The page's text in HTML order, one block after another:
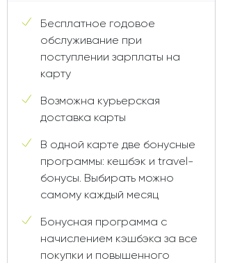
Бесплатное годовое
обслуживание при
поступлении зарплаты на
карту
Возможна курьерская
доставка карты
В одной карте две бонусные
программы: кешбэк и travel-
бонусы. Выбирать можно
самому каждый месяц
Бонусная программа с
начислением кэшбэка за все
покупки и повышенного